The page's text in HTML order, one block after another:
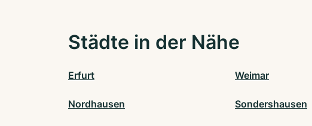
Städte in der Nähe
Erfurt Weimar
Nordhausen Sondershausen